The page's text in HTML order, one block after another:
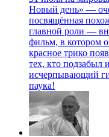
Новый день» —
посвящённая
главной роли —
фильм, в котором
красное трико
тех, кто подзабыл
исчерпывающий
паука!